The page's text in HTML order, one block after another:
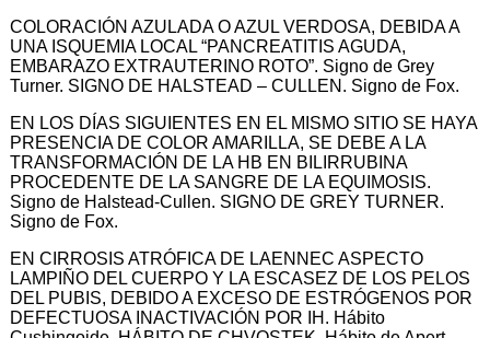
COLORACIÓN AZULADA O AZUL VERDOSA, DEBIDA A
UNA ISQUEMIA LOCAL “PANCREATITIS AGUDA,
EMBARAZO EXTRAUTERINO ROTO”. Signo de Grey
Turner. SIGNO DE HALSTEAD – CULLEN. Signo de Fox.
EN LOS DÍAS SIGUIENTES EN EL MISMO SITIO SE HAYA
PRESENCIA DE COLOR AMARILLA, SE DEBE A LA
TRANSFORMACIÓN DE LA HB EN BILIRRUBINA
PROCEDENTE DE LA SANGRE DE LA EQUIMOSIS.
Signo de Halstead-Cullen. SIGNO DE GREY TURNER.
Signo de Fox.
EN CIRROSIS ATRÓFICA DE LAENNEC ASPECTO
LAMPIÑO DEL CUERPO Y LA ESCASEZ DE LOS PELOS
DEL PUBIS, DEBIDO A EXCESO DE ESTRÓGENOS POR
DEFECTUOSA INACTIVACIÓN POR IH. Hábito